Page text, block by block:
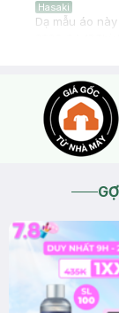
Hasaki
Dạ mẫu áo